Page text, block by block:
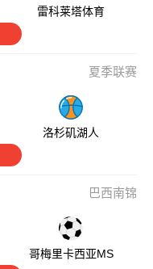
雷科莱塔体育
夏季联赛
洛杉矶湖人
巴西南锦
哥梅里卡西亚MS